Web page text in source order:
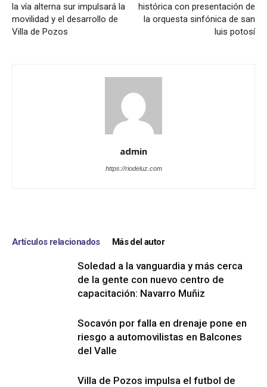
la vía alterna sur impulsará la
movilidad y el desarrollo de
Villa de Pozos
histórica con presentación de
la orquesta sinfónica de san
luis potosí
admin
https://riodeluz.com
Artículos relacionados Más del autor
Soledad a la vanguardia y más cerca
de la gente con nuevo centro de
capacitación: Navarro Muñiz
Socavón por falla en drenaje pone en
riesgo a automovilistas en Balcones
del Valle
Villa de Pozos impulsa el futbol de